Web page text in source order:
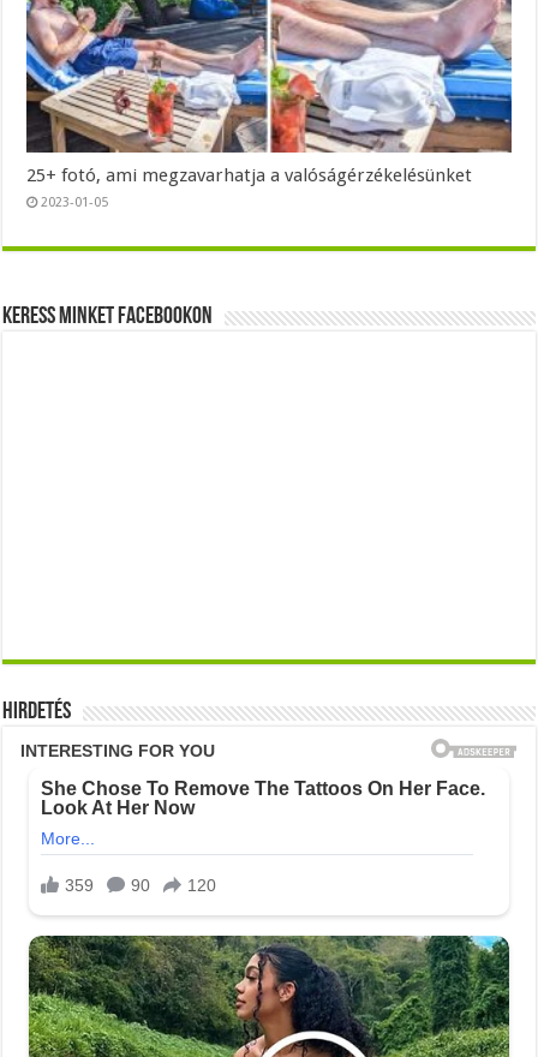
25+ fotó, ami megzavarhatja a valóságérzékelésünket
2023-01-05
Keress minket Facebookon
Hirdetés